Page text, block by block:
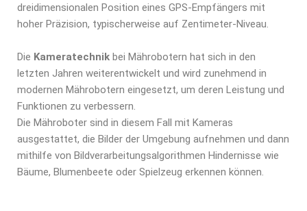
dreidimensionalen Position eines GPS-Empfängers mit
hoher Präzision, typischerweise auf Zentimeter-Niveau.
Die Kameratechnik bei Mährobotern hat sich in den
letzten Jahren weiterentwickelt und wird zunehmend in
modernen Mährobotern eingesetzt, um deren Leistung und
Funktionen zu verbessern.
Die Mähroboter sind in diesem Fall mit Kameras
ausgestattet, die Bilder der Umgebung aufnehmen und dann
mithilfe von Bildverarbeitungsalgorithmen Hindernisse wie
Bäume, Blumenbeete oder Spielzeug erkennen können.